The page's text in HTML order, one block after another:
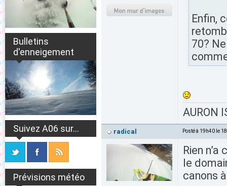
Bulletins
d'enneigement
Suivez A06 sur...
Prévisions météo
Enfin,
70?
AURON
radical Posté à 19h40 le
Rien
le
canons